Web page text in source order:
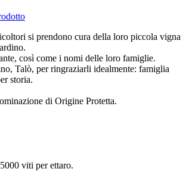
si prendono cura della loro piccola vigna
così come i nomi delle loro famiglie.
Talò, per ringraziarli idealmente: famiglia
storia.
di Origine Protetta.
viti per ettaro.